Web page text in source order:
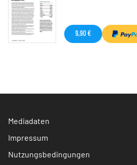
9,90 €
Mediadaten
Impressum
Nutzungsbedingungen